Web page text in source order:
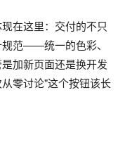
在这里：交付的不只
范——统一的色彩、
加新页面还是换开发
零讨论"这个按钮该长